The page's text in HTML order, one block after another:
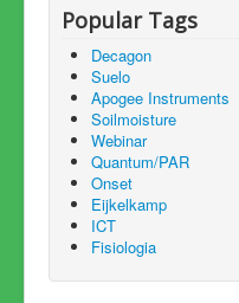
Popular Tags
Decagon
Suelo
Apogee Instruments
Soilmoisture
Webinar
Quantum/PAR
Onset
Eijkelkamp
ICT
Fisiologia